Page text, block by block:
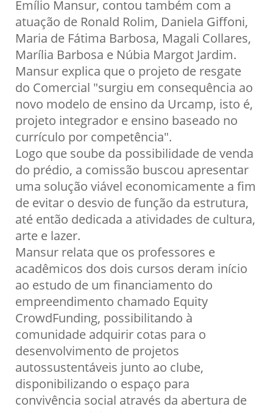
Emílio Mansur, contou também com a
atuação de Ronald Rolim, Daniela Giffoni,
Maria de Fátima Barbosa, Magali Collares,
Marília Barbosa e Núbia Margot Jardim.
Mansur explica que o projeto de resgate
do Comercial "surgiu em consequência ao
novo modelo de ensino da Urcamp, isto é,
projeto integrador e ensino baseado no
currículo por competência".
Logo que soube da possibilidade de venda
do prédio, a comissão buscou apresentar
uma solução viável economicamente a fim
de evitar o desvio de função da estrutura,
até então dedicada a atividades de cultura,
arte e lazer.
Mansur relata que os professores e
acadêmicos dos dois cursos deram início
ao estudo de um financiamento do
empreendimento chamado Equity
CrowdFunding, possibilitando à
comunidade adquirir cotas para o
desenvolvimento de projetos
autossustentáveis junto ao clube,
disponibilizando o espaço para
convivência social através da abertura de